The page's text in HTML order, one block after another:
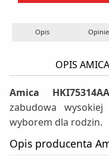
Opis
OPIS
Amica HKI75314AA
zabudowa
wyborem dla rodzin.
Opis producenta